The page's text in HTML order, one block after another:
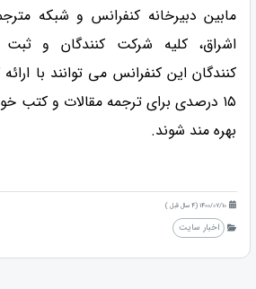
مابین دبیرخانه کنفرانس و شبکه
اشراق، کلیه شرکت کنندگان و ثبت
کنندگان این کنفرانس می توانند با
بهره مند شوند.
1400/07/10 (4 سال قبل )
اخبار سایت